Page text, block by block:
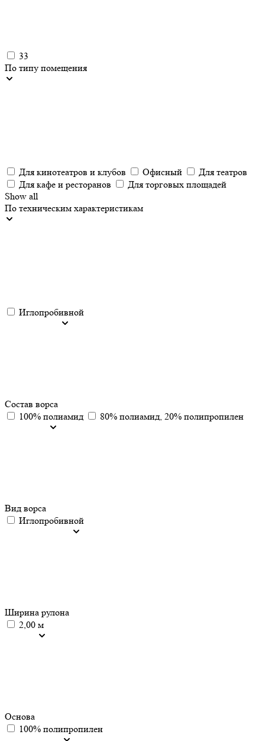
33
По типу помещения
Для кинотеатров и клубов Офисный
Для театров
Для кафе и ресторанов
Для торговых площадей
Show all
По техническим характеристикам
Иглопробивной
Состав ворса
100% полиамид
80% полиамид, 20% полипропилен
Вид ворса
Иглопробивной
Ширина рулона
2,00 м
Основа
100% полипропилен